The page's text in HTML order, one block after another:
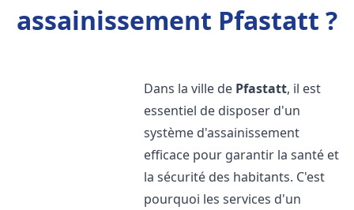
assainissement Pfastatt ?
Dans la ville de Pfastatt, il est
essentiel de disposer d'un
système d'assainissement
efficace pour garantir la santé et
la sécurité des habitants. C'est
pourquoi les services d'un